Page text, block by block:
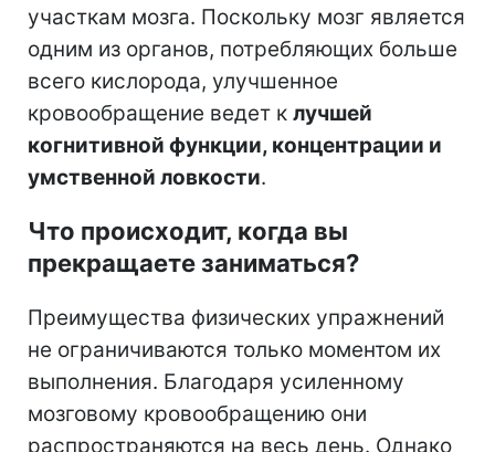
участкам мозга. Поскольку мозг является
одним из органов, потребляющих больше
всего кислорода, улучшенное
кровообращение ведет к лучшей
когнитивной функции, концентрации и
умственной ловкости.
Что происходит, когда вы
прекращаете заниматься?
Преимущества физических упражнений
не ограничиваются только моментом их
выполнения. Благодаря усиленному
мозговому кровообращению они
распространяются на весь день. Однако